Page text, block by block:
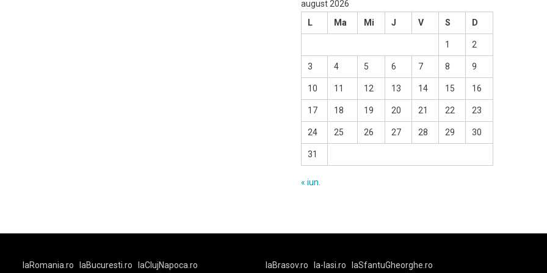
august 2026
L
Ma Mi J V S D
1 2
3 4 5 6 7 8 9
10 11 12 13 14 15 16
17 18 19 20 21 22 23
24 25 26 27 28 29 30
31
« iun.
laRomania.ro laBucuresti.ro laClujNapoca.ro laBrasov.ro la-Iasi.ro laSfantuGheorghe.ro